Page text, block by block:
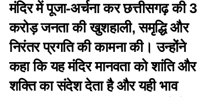
मंदिर में पूजा-अर्चना कर छत्तीसगढ़ की 3
करोड़ जनता की खुशहाली, समृद्धि और
निरंतर प्रगति की कामना की। उन्होंने
कहा कि यह मंदिर मानवता को शांति और
शक्ति का संदेश देता है और यही भाव